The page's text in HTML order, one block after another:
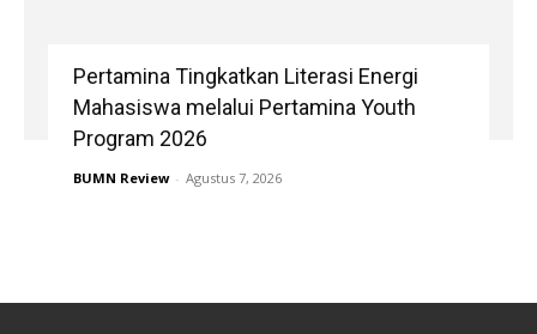
Pertamina Tingkatkan Literasi Energi
Mahasiswa melalui Pertamina Youth
Program 2026
BUMN Review - Agustus 7, 2026